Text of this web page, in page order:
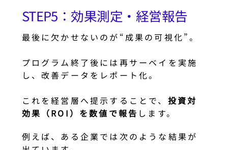
STEP5：効果測定・経営報告
最後に欠かせないのが“成果の可視化”。
プログラム終了後には再サーベイを実施
し、改善データをレポート化。
これを経営層へ提示することで、 投資対
効果（ROI）を数値で報告 します。
例えば、ある企業では次のような結果が